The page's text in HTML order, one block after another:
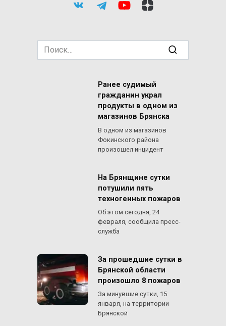
Search
for:
Ранее судимый
гражданин украл
продукты в одном из
магазинов Брянска
В одном из магазинов
Фокинского района
произошел инцидент
На Брянщине сутки
потушили пять
техногенных пожаров
Об этом сегодня, 24
февраля, сообщила пресс-
служба
За прошедшие сутки в
Брянской области
произошло 8 пожаров
За минувшие сутки, 15
января, на территории
Брянской